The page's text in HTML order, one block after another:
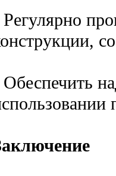
Регулярно
Обеспечить